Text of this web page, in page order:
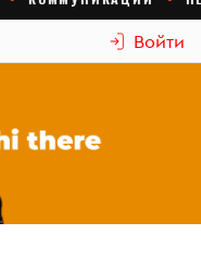
Войти